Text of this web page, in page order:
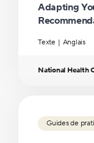
Adapting
Texte Anglais
National Health
Guides de